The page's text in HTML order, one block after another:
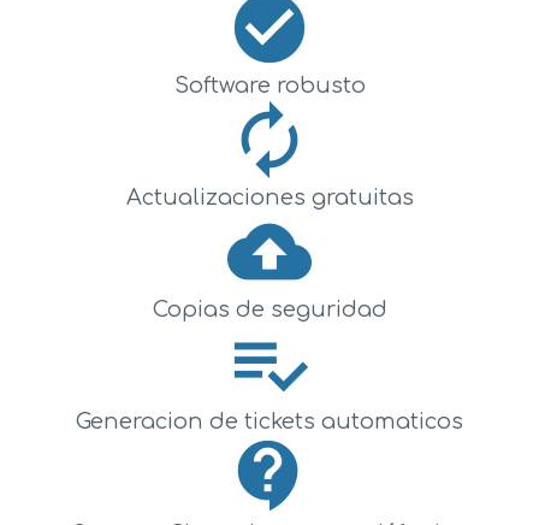
check_circle
Software robusto
autorenew
Actualizaciones gratuitas
cloud_upload
Copias de seguridad
playlist_add_check
Generacion de tickets automaticos
contact_support